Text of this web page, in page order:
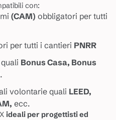
con:
(CAM) obbligatori per tutti
per tutti i cantieri PNRR
Bonus Casa, Bonus
volontarie quali LEED,
ecc.
ideali per progettisti ed